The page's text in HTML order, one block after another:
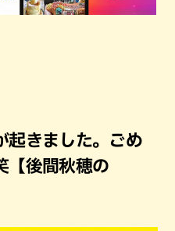
起きました。ごめ
【後間秋穂の